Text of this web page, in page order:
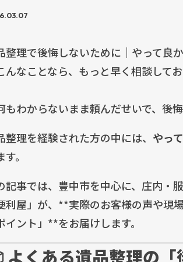
整理で後悔しないために｜やって良
んなことなら、もっと早く相談して
もわからないまま頼んだせいで、後
整理を経験された方の中には、 やっ
す。
記事では、豊中市を中心に、庄内・
利屋」が、**実際のお客様の声や現
イント」**をお届けします。
よくある遺品整理の